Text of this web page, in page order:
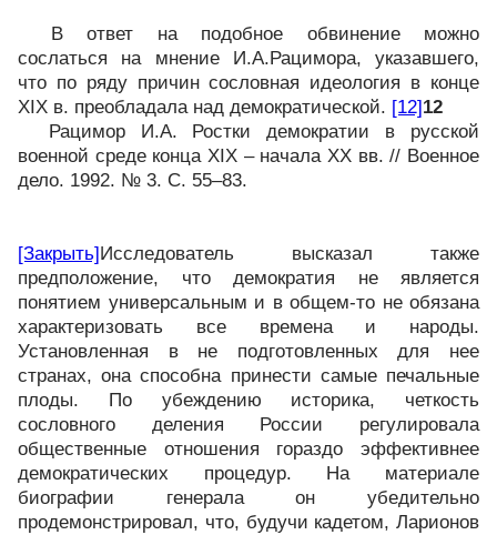
В ответ на подобное обвинение можно
сослаться на мнение И.А.Рацимора, указавшего,
что по ряду причин сословная идеология в конце
XIX в. преобладала над демократической. [12]12
Рацимор И.А. Ростки демократии в русской
военной среде конца XIX – начала XX вв. // Военное
дело. 1992. № 3. С. 55–83.
[Закрыть]Исследователь высказал также
предположение, что демократия не является
понятием универсальным и в общем-то не обязана
характеризовать все времена и народы.
Установленная в не подготовленных для нее
странах, она способна принести самые печальные
плоды. По убеждению историка, четкость
сословного деления России регулировала
общественные отношения гораздо эффективнее
демократических процедур. На материале
биографии генерала он убедительно
продемонстрировал, что, будучи кадетом, Ларионов